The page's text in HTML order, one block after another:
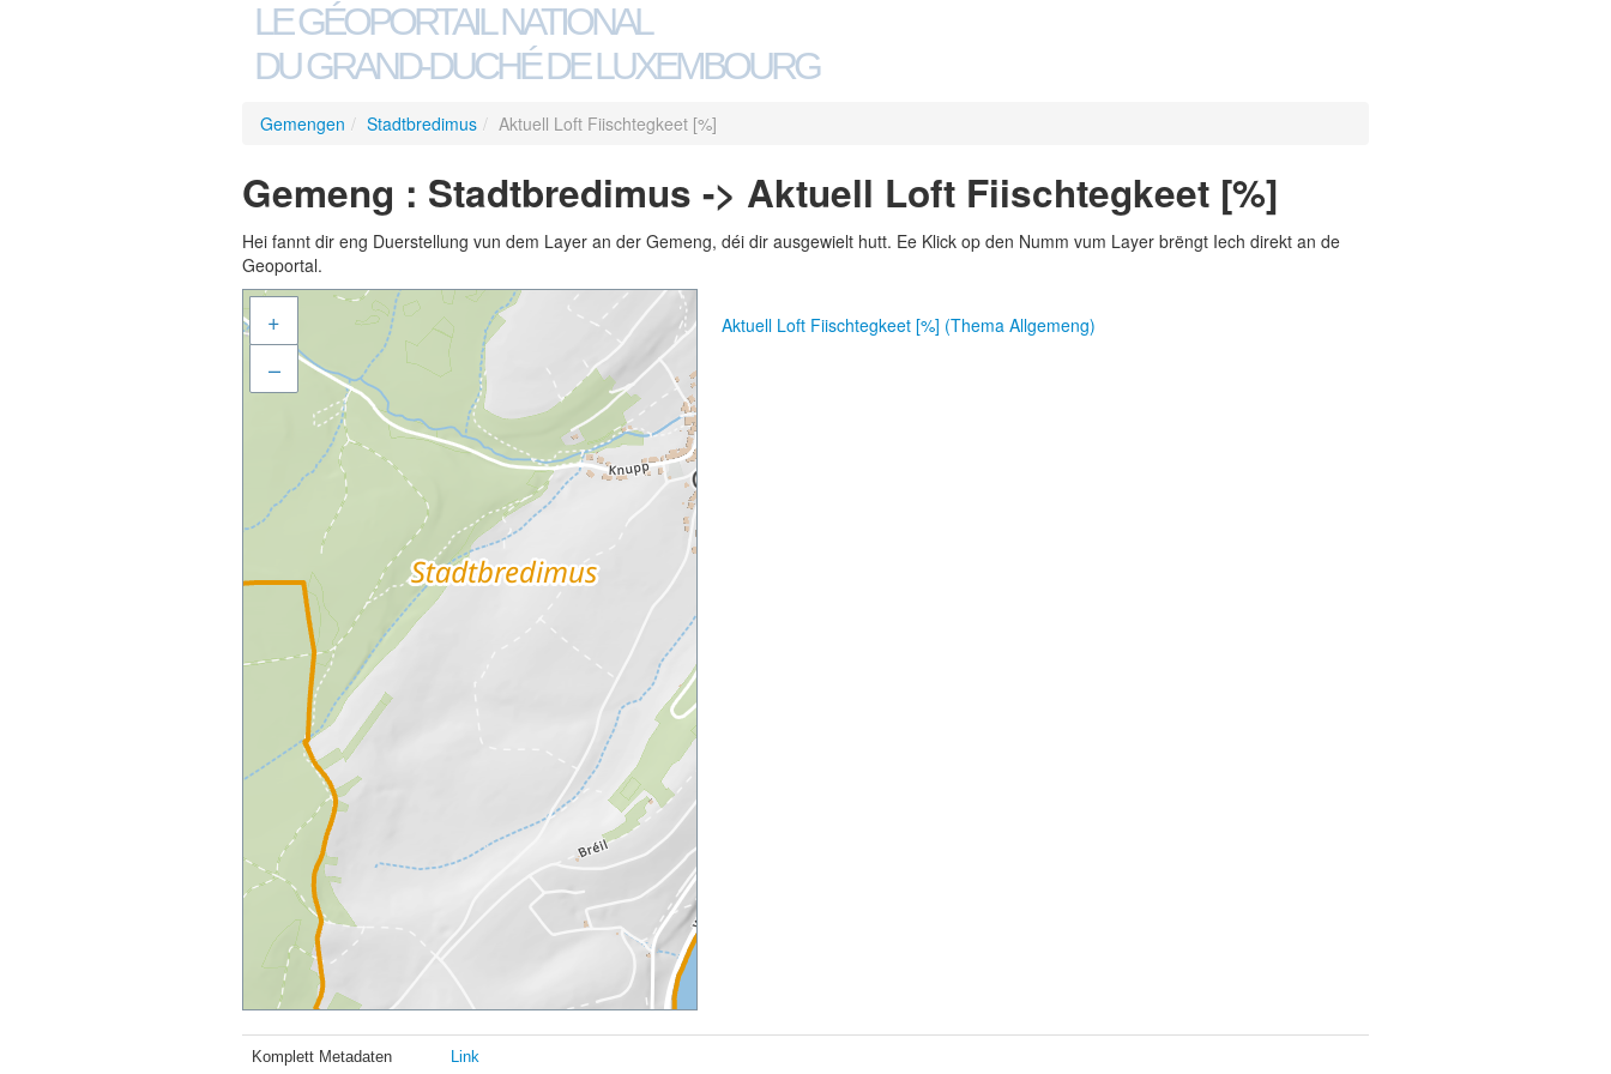
LE GÉOPORTAIL NATIONAL
DU GRAND-DUCHÉ DE LUXEMBOURG
Gemengen / Stadtbredimus / Aktuell Loft Fiischtegkeet [%]
Gemeng : Stadtbredimus -> Aktuell Loft Fiischtegkeet [%]
Hei fannt dir eng Duerstellung vun dem Layer an der Gemeng, déi dir ausgewielt hutt. Ee Klick op den Numm vum Layer brëngt Iech direkt an de
Geoportal.
+
–
Aktuell Loft Fiischtegkeet [%] (Thema Allgemeng)
Komplett Metadaten Link